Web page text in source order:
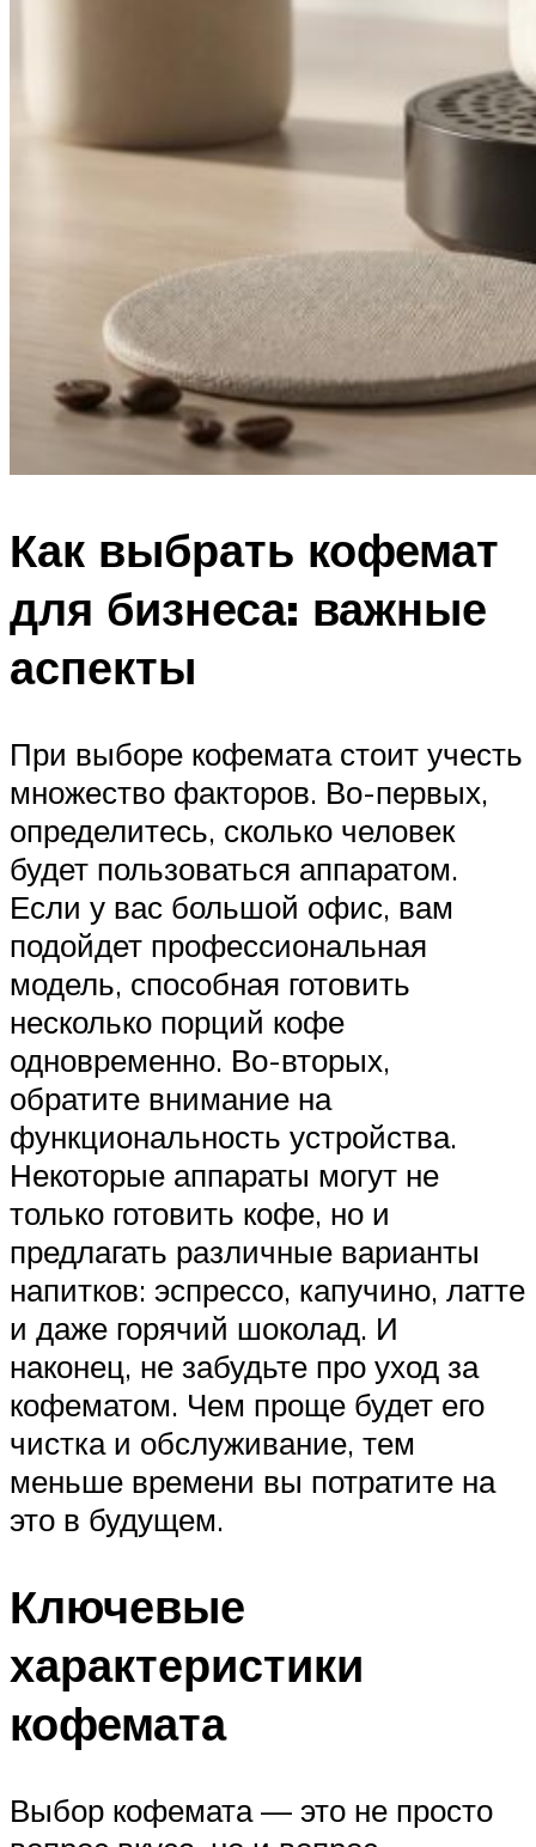
Как выбрать кофемат
для бизнеса: важные
аспекты
При выборе кофемата стоит учесть
множество факторов. Во-первых,
определитесь, сколько человек
будет пользоваться аппаратом.
Если у вас большой офис, вам
подойдет профессиональная
модель, способная готовить
несколько порций кофе
одновременно. Во-вторых,
обратите внимание на
функциональность устройства.
Некоторые аппараты могут не
только готовить кофе, но и
предлагать различные варианты
напитков: эспрессо, капучино, латте
и даже горячий шоколад. И
наконец, не забудьте про уход за
кофематом. Чем проще будет его
чистка и обслуживание, тем
меньше времени вы потратите на
это в будущем.
Ключевые
характеристики
кофемата
Выбор кофемата — это не просто